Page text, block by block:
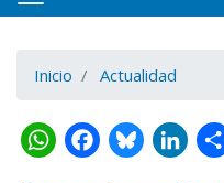
Inicio Actualidad